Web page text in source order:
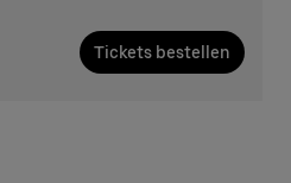
Tickets bestellen